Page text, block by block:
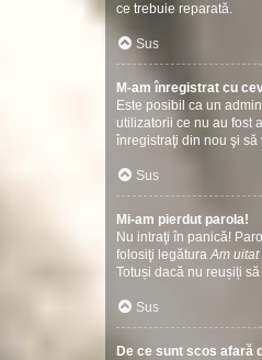
ce trebuie reparată.
Sus
M-am înregistrat cu
Este posibil ca un
utilizatorii ce nu au fost
înregistraţi din nou şi
Sus
Mi-am pierdut parola!
Nu intraţi în panică!
folosiţi legăturaAm uitat
Totuși dacă nu reușiți
Sus
De ce sunt scos afară